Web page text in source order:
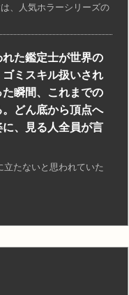
、人気ホラーシリーズの
た鑑定士が世界の
ミスキル扱いされ
瞬間、これまでの
どん底から頂点へ
、見る人全員が言
たないと思われていた